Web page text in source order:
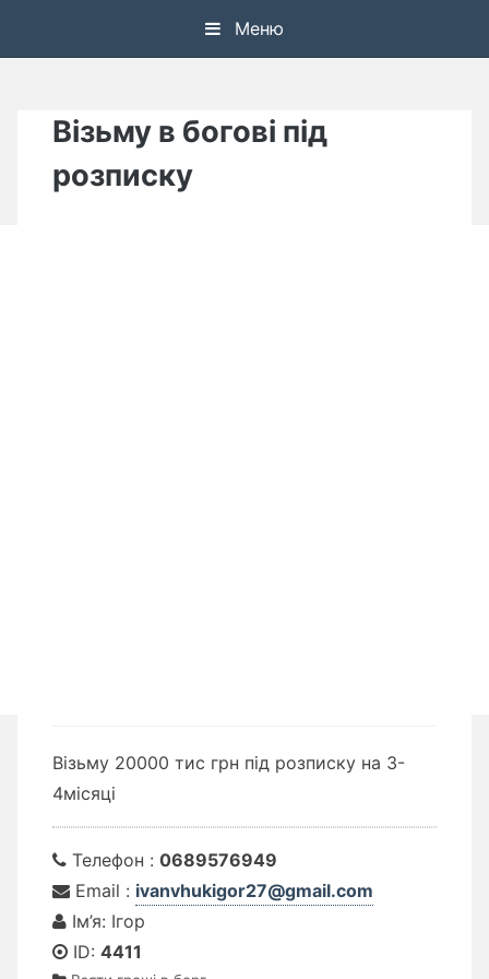
Меню
Візьму в богові під
розписку
Візьму 20000 тис грн під розписку на 3-
4місяці
Телефон : 0689576949
Email : ivanvhukigor27@gmail.com
Ім’я: Ігор
ID: 4411